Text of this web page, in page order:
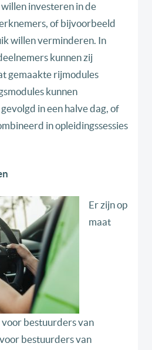
investeren in de
of bijvoorbeeld
willen verminderen. In
kunnen zij
gemaakte rijmodules
kunnen
in een halve dag, of
in opleidingssessies
Er zijn op
maat
voor bestuurders van
bestuurders van